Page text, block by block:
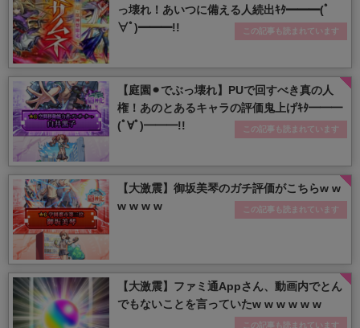
っ壊れ！あいつに備える人続出ｷﾀ━━━(ﾟ
∀ﾟ)━━━!!
この記事も読まれています
【庭園⚫︎でぶっ壊れ】PUで回すべき真の人
権！あのとあるキャラの評価鬼上げｷﾀ━━━
(ﾟ∀ﾟ)━━━!!
この記事も読まれています
【大激震】御坂美琴のガチ評価がこちらw w
w w w w
この記事も読まれています
【大激震】ファミ通Appさん、動画内でとん
でもないことを言っていたw w w w w w
この記事も読まれています